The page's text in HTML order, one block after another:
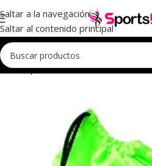
Saltar a la navegación
Saltar al contenido principal
Inicio Aparatos Pelotas Fundas